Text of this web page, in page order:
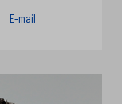
E-mail